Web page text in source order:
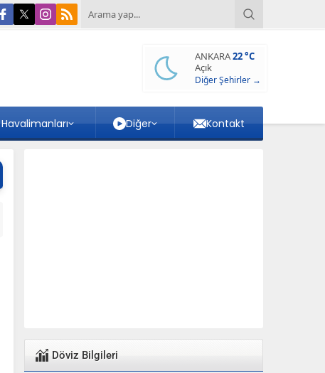
ANKARA22 °C
Açık
Diğer Şehirler →
Havalimanları Diğer Kontakt
Döviz Bilgileri